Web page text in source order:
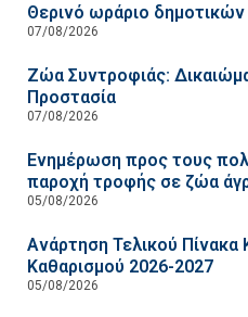
Θερινό ωράριο
07/08/2026
Ζώα Συντροφιάς:
Προστασία
07/08/2026
Ενημέρωση προς τους
παροχή τροφής σε ζώα
05/08/2026
Ανάρτηση Τελικού Πίνακα
Καθαρισμού 2026-2027
05/08/2026